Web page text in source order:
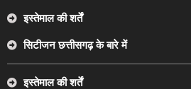
इस्तेमाल की शर्तें
सिटीजन छत्तीसगढ़ के बारे में
इस्तेमाल की शर्तें